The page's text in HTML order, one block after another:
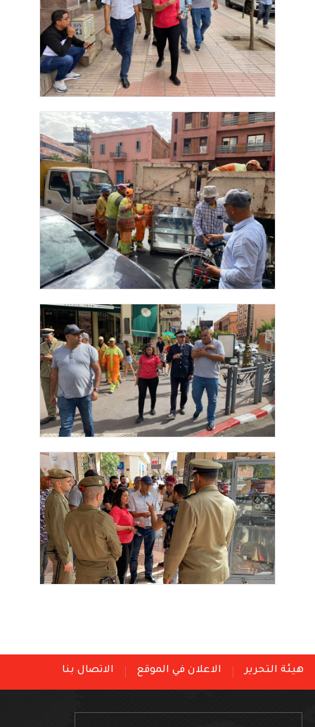
هيئة التحرير الاعلان في الموقع الاتصال بنا